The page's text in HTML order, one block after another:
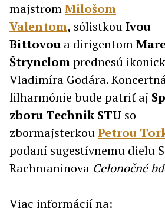
majstromMilošom
Valentom, sólistkouIvou
Bittovou a dirigentom
Štrynclomprednesú
Vladimíra Godára.
filharmónie bude patriť aj
zboru Technik STU so
zbormajsterkouPetrou
podaní sugestívnemu dielu
Rachmaninova Celonočné
Viac informácií na: